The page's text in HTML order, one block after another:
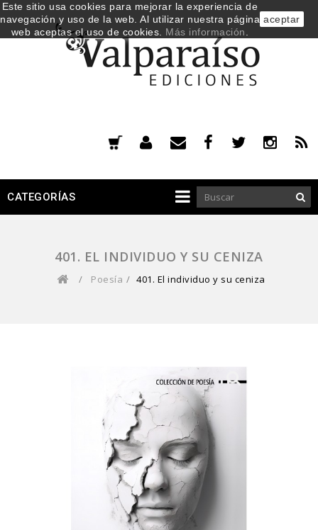
CATEGORÍAS
401. EL INDIVIDUO Y SU CENIZA
/ Poesía / 401. El individuo y su ceniza
Este sitio usa cookies para mejorar la experiencia de
navegación y uso de la web. Al utilizar nuestra página
web aceptas el uso de cookies. Más información
aceptar